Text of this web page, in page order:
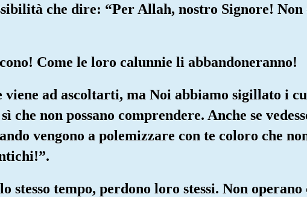
che dire: “Per Allah, nostro Signore! Non
Come le loro calunnie li abbandoneranno!
viene ad ascoltarti, ma Noi abbiamo sigillato i
che non possano comprendere. Anche se
vengono a polemizzare con te coloro che
stesso tempo, perdono loro stessi. Non operano